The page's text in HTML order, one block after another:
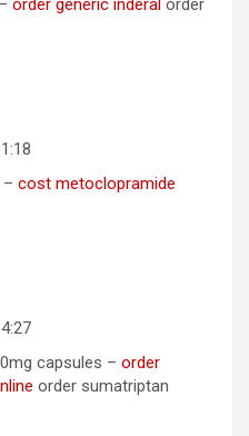
order generic inderal order
cost metoclopramide
capsules – order
order sumatriptan